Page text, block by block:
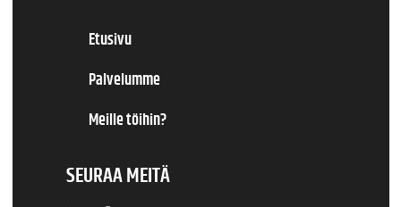
Etusivu
Palvelumme
Meille töihin?
SEURAA MEITÄ